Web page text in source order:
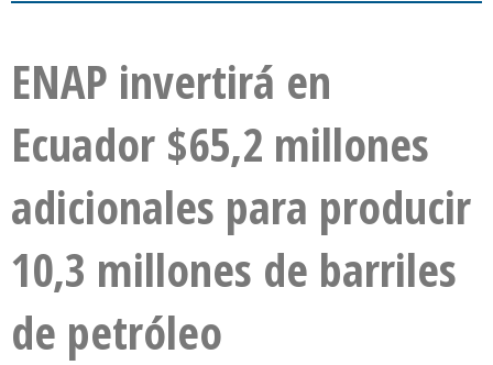
ENAP invertirá en
Ecuador $65,2 millones
adicionales para producir
10,3 millones de barriles
de petróleo